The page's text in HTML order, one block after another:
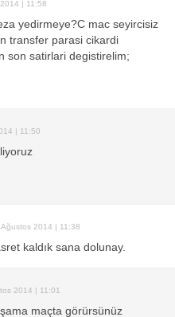
| 11:58
yedirmeye?C mac seyircisiz
transfer parasi cikardi
son satirlari degistirelim;
| 11:50
2014 | 11:38
kaldık sana dolunay.
2014 | 11:01
maçta görürsünüz